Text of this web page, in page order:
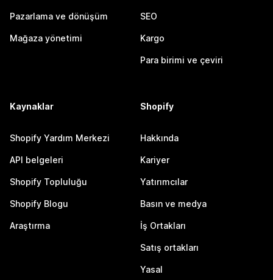
Pazarlama ve dönüşüm
Mağaza yönetimi
SEO
Kargo
Para birimi ve çeviri
Kaynaklar
Shopify Yardım Merkezi
API belgeleri
Shopify Topluluğu
Shopify Blogu
Araştırma
Shopify
Hakkında
Kariyer
Yatırımcılar
Basın ve medya
İş Ortakları
Satış ortakları
Yasal